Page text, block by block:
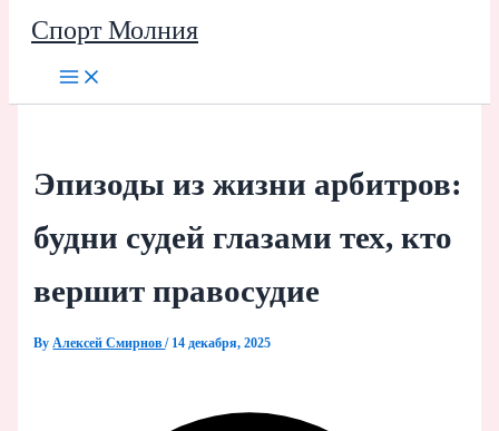
Спорт Молния
Эпизоды из жизни арбитров:
будни судей глазами тех, кто
вершит правосудие
By Алексей Смирнов/ 14 декабря, 2025